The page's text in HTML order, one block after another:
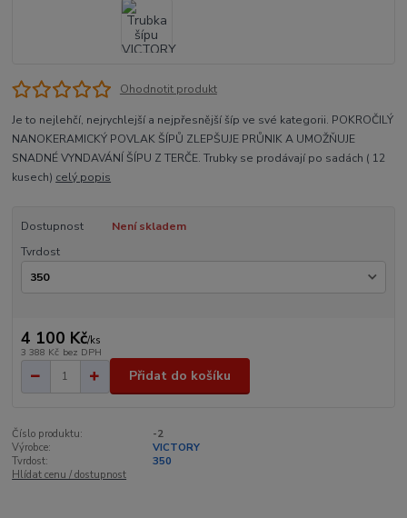
Ohodnotit produkt
Je to nejlehčí, nejrychlejší a nejpřesnější šíp ve své kategorii. POKROČILÝ
NANOKERAMICKÝ POVLAK ŠÍPŮ ZLEPŠUJE PRŮNIK A UMOŽŇUJE
SNADNÉ VYNDAVÁNÍ ŠÍPU Z TERČE. Trubky se prodávají po sadách ( 12
kusech) celý popis
Dostupnost
Není skladem
Tvrdost
4 100 Kč/ks
3 388 Kč bez DPH
Přidat do košíku
Číslo produktu:
-2
Výrobce:
VICTORY
Tvrdost:
350
Hlídat cenu / dostupnost